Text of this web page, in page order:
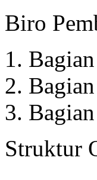
Biro
Struktur